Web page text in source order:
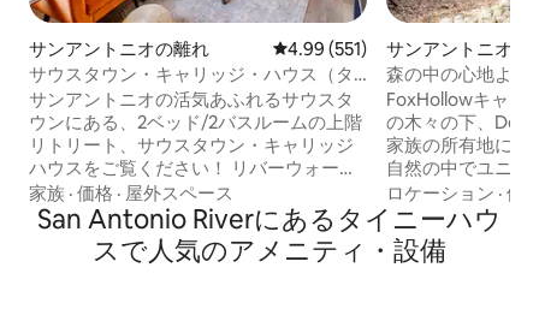
サンアントニオの離れ レビュー551件、5つ星中4.99つ
4.99 (551)
サウスタウン・キャリッジ・ハウス（タ
ワー・オブ・アメリカズの眺め！）
サンアントニオの活気あふれるサウスタ
ウンにある、2ベッド/2バスルームの上階
リトリート、サウスタウン・キャリッジ
ハウスをご覧ください！ リバーウォー
ク、アラモ、Rosario's、Friendly Spot、
Blissなどの人気飲食店やバーからわずか
数歩。「2組のカップルに最適」で、卒業
を祝う軍人の家族にも最適です。 「居心
家族 · 価格 · 屋外スペース
サンアントニオの
ス
森の中の心地よい
Cabin
FoxHollowキャビ
の木々の下、
家族の所有地にあ
自然の中でユニー
休暇をお過ごしください！
ングベッド、Wi-
RokuTV、電子レ
Keurig、デッキ
ロケーション ·価
San Antonio Riverにあるタイニーハウ
スで人気のアメニティ・設備